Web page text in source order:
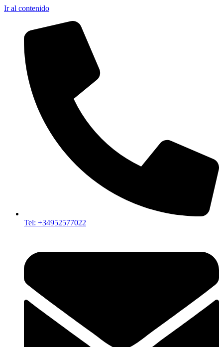
Ir al contenido
Tel: +34952577022